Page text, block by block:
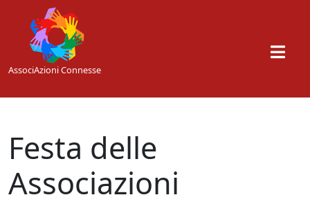
Skip to main content
AssociAzioni Connesse
Festa delle
Associazioni